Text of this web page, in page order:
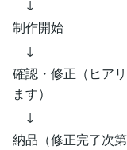
制作開始
↓
確認・修正（ヒア
ます）
↓
納品（修正完了次第